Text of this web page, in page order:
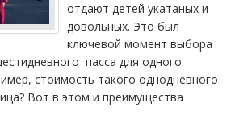
отдают детей укатаных и
довольных. Это был
ключевой момент выбора
пасса для одного
стоимость такого однодневного
Вот в этом и преимущества